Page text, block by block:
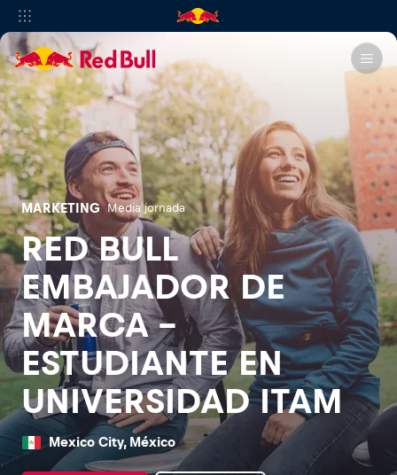
MARKETING Media jornada
RED BULL
EMBAJADOR DE
MARCA -
ESTUDIANTE EN
UNIVERSIDAD ITAM
Mexico City, México